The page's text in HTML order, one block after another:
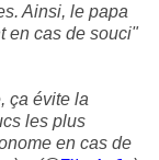
Ainsi, le papa
en cas de souci"
ça évite la
les plus
en cas de